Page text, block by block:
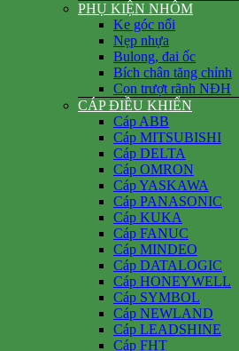
PHỤ KIỆN NHÔM
Ke góc nổi
Nẹp nhựa
Bulong, đai ốc
Bích chân tăng chỉnh
Con trượt rãnh NĐH
CÁP ĐIỀU KHIỂN
Cáp ABB
Cáp MITSUBISHI
Cáp DELTA
Cáp OMRON
Cáp YASKAWA
Cáp PANASONIC
Cáp KUKA
Cáp FANUC
Cáp MINDEO
Cáp DATALOGIC
Cáp HONEYWELL
Cáp SYMBOL
Cáp NEWLAND
Cáp LEADSHINE
Cáp FHT